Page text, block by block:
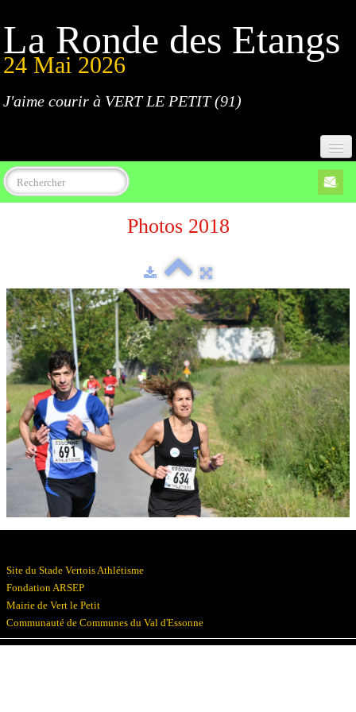
La Ronde des Etangs
24 Mai 2026
J'aime courir à VERT LE PETIT (91)
Accueil
Règlement
Parcours
Résultats
Devenez bénévoles
Partenaires
Photos▼
Photos 2018
Site du Stade Vertois Athlétisme
Fondation ARSEP
Mairie de Vert le Petit
Communauté de Communes du Val d'Essonne